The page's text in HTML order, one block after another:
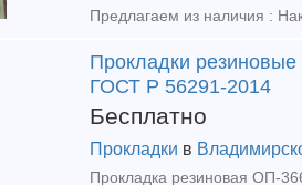
Прокладки
ГОСТ Р 56291-2014
Бесплатно
Прокладки в